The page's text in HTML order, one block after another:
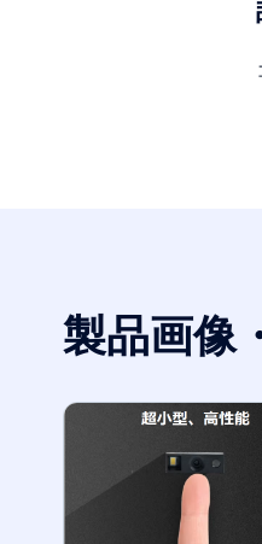
製品画像